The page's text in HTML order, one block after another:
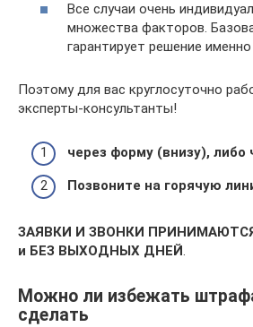
Все случаи очень
множества факторов.
гарантирует решение
Поэтому для вас круглосуточно
эксперты-консультанты!
через форму (внизу), либо
Позвоните на горячую
ЗАЯВКИ И ЗВОНКИ
и БЕЗ ВЫХОДНЫХ ДНЕЙ.
Можно ли избежать
сделать